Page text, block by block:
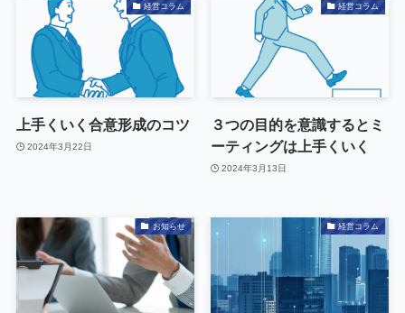
経営コラム
上手くいく合意形成のコツ
2024年3月22日
経営コラム
３つの目的を意識するとミ
ーティングは上手くいく
2024年3月13日
お知らせ 経営コラム